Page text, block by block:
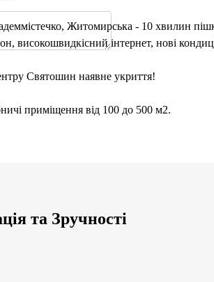
Житомирська - 10 хвилин
високошвидкісний інтернет, нові
Святошин наявне укриття!
приміщення від 100 до 500 м2.
та Зручності